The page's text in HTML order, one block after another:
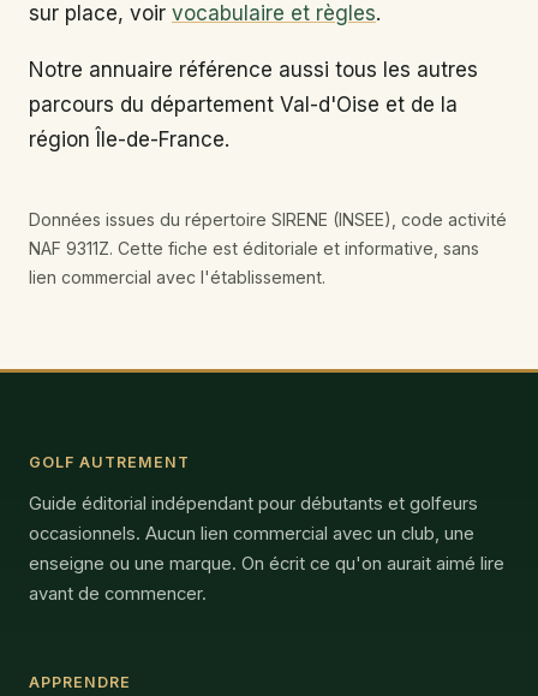
sur place, voir vocabulaire et règles.
Notre annuaire référence aussi tous les autres
parcours du département Val-d'Oise et de la
région Île-de-France.
Données issues du répertoire SIRENE (INSEE), code activité
NAF 9311Z. Cette fiche est éditoriale et informative, sans
lien commercial avec l'établissement.
GOLF AUTREMENT
Guide éditorial indépendant pour débutants et golfeurs
occasionnels. Aucun lien commercial avec un club, une
enseigne ou une marque. On écrit ce qu'on aurait aimé lire
avant de commencer.
APPRENDRE